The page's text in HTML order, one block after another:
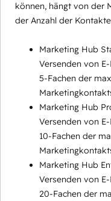
können, hängt von der
der Anzahl der
Marketing Hub
Versenden von
5-Fachen der
Marketing Hub
Versenden von
10-Fachen der
Marketing Hub
Versenden von
20-Fachen der